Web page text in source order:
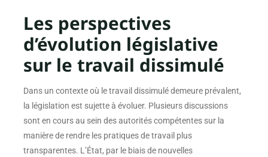
Les perspectives
d’évolution législative
sur le travail dissimulé
Dans un contexte où le travail dissimulé demeure prévalent,
la législation est sujette à évoluer. Plusieurs discussions
sont en cours au sein des autorités compétentes sur la
manière de rendre les pratiques de travail plus
transparentes. L’État, par le biais de nouvelles